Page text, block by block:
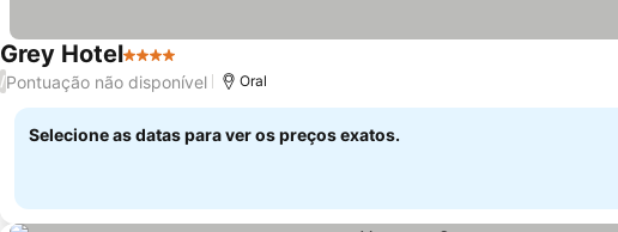
Grey Hotel4 Estrelas
/Pontuação não disponível Oral
Selecione as datas para ver os preços exatos.